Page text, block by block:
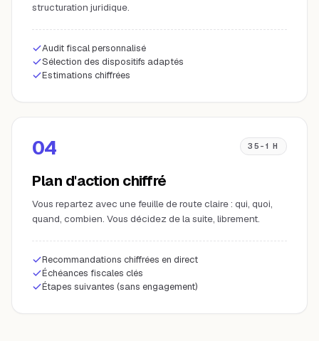
structuration juridique.
Audit fiscal personnalisé
Sélection des dispositifs adaptés
Estimations chiffrées
04 35-1 H
Plan d'action chiffré
Vous repartez avec une feuille de route claire : qui, quoi,
quand, combien. Vous décidez de la suite, librement.
Recommandations chiffrées en direct
Échéances fiscales clés
Étapes suivantes (sans engagement)